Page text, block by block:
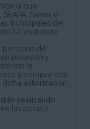
que
Samur o
municipales del
tal asistencia
de
posesión y
la
y siempre que
autorización.
realizando
las zonas y